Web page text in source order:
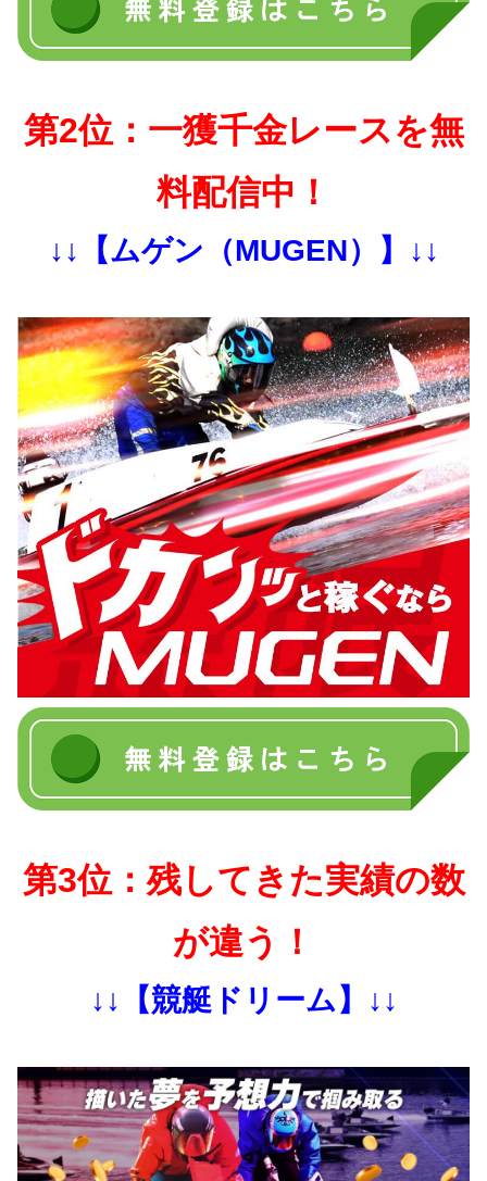
第2位：一獲千金レースを無
料配信中！
↓↓【ムゲン（MUGEN）】↓↓
第3位：残してきた実績の数
が違う！
↓↓【競艇ドリーム】↓↓